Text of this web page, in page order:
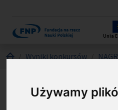
Używamy
Unia
Jesteś tutaj:Wyniki konkursów
dr hab.